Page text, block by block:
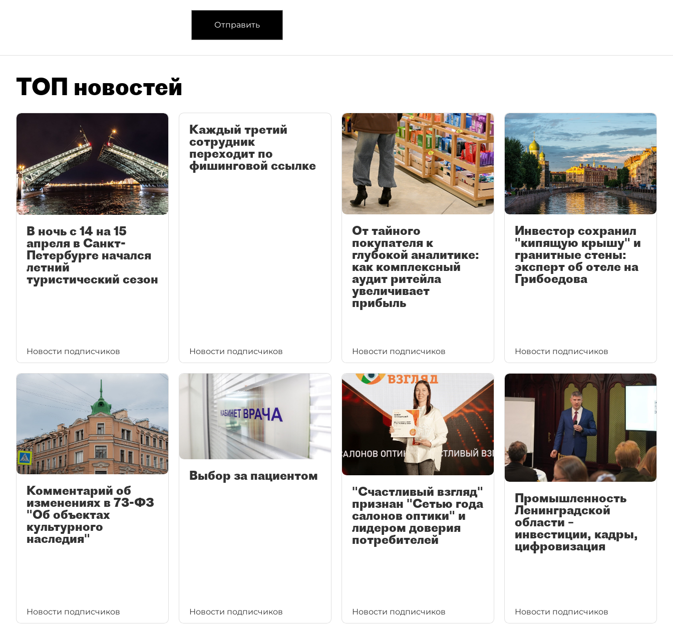
Отправить
ТОП новостей
В ночь с 14 на 15
апреля в Санкт-
Петербурге начался
летний
туристический сезон
Новости подписчиков
Каждый третий
сотрудник
переходит по
фишинговой ссылке
Новости подписчиков
От тайного
покупателя к
глубокой аналитике:
как комплексный
аудит ритейла
увеличивает
прибыль
Новости подписчиков
Инвестор сохранил
"кипящую крышу" и
гранитные стены:
эксперт об отеле на
Грибоедова
Новости подписчиков
Комментарий об
изменениях в 73-ФЗ
"Об объектах
культурного
наследия"
Новости подписчиков
Выбор за пациентом
Новости подписчиков
"Счастливый взгляд"
признан "Сетью года
салонов оптики" и
лидером доверия
потребителей
Новости подписчиков
Промышленность
Ленинградской
области –
инвестиции, кадры,
цифровизация
Новости подписчиков